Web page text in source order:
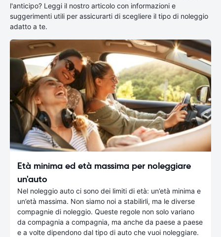
l'anticipo? Leggi il nostro articolo con informazioni e
suggerimenti utili per assicurarti di scegliere il tipo di noleggio
adatto a te.
Età minima ed età massima per noleggiare
un'auto
Nel noleggio auto ci sono dei limiti di età: un’età minima e
un’età massima. Non siamo noi a stabilirli, ma le diverse
compagnie di noleggio. Queste regole non solo variano
da compagnia a compagnia, ma anche da paese a paese
e a volte dipendono dal tipo di auto che vuoi noleggiare.